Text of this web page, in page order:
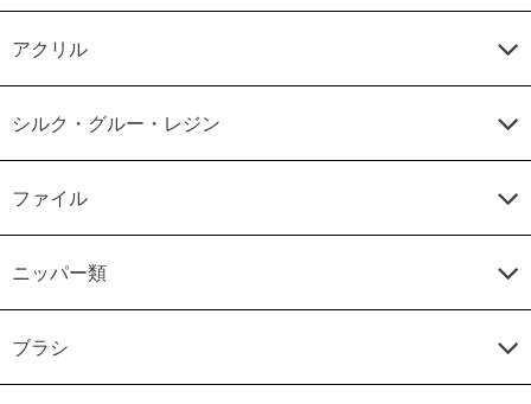
アクリル
シルク・グルー・レジン
ファイル
ニッパー類
ブラシ